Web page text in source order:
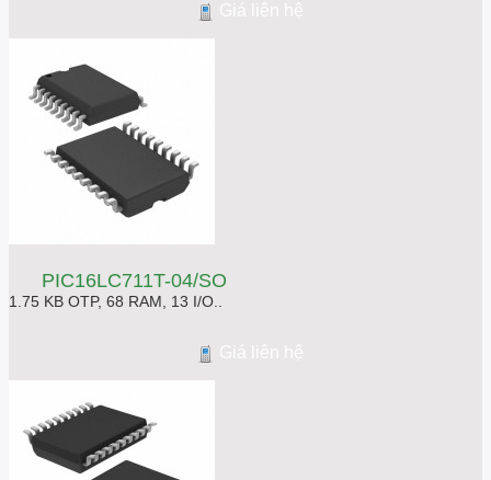
Giá liên hệ
PIC16LC711T-04/SO
1.75 KB OTP, 68 RAM, 13 I/O..
Giá liên hệ